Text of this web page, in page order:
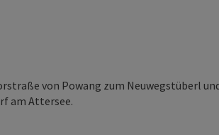
von Powang zum Neuwegstüberl
am Attersee.